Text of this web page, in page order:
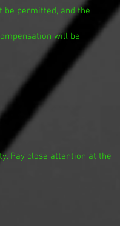
be permitted, and the
will be
Pay close attention at the